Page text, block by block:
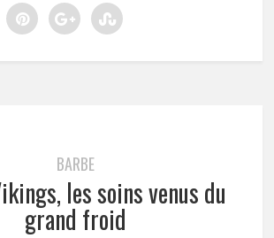
BARBE
les soins venus du
grand froid